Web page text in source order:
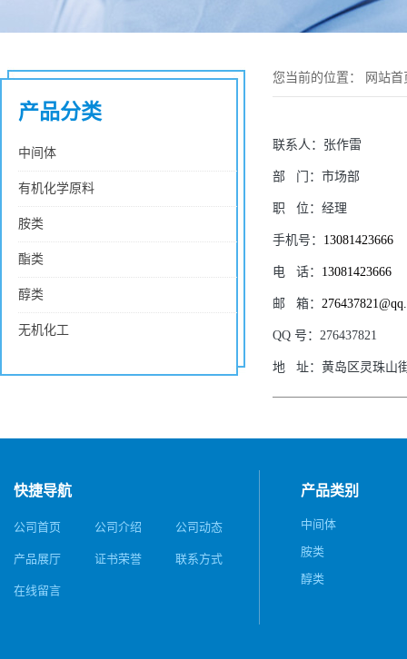
产品分类
中间体
有机化学原料
胺类
酯类
醇类
无机化工
您当前的位置： 网站首
联系人： 张作雷
部 门： 市场部
职 位： 经理
手机号： 13081423666
电 话： 13081423666
邮 箱：
QQ 号： 276437821
地 址： 黄岛区灵珠山
快捷导航
公司首页 公司介绍 公司动态
产品展厅 证书荣誉 联系方式
在线留言
产品类别
中间体
胺类
醇类